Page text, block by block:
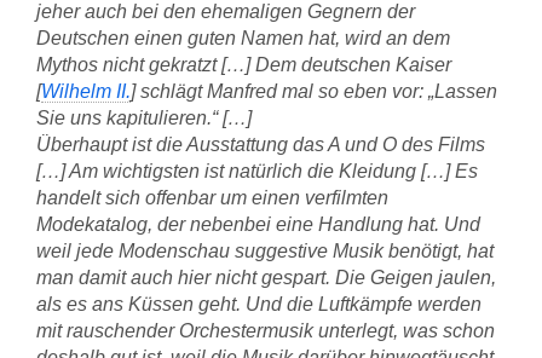
jeher auch bei den ehemaligen Gegnern der
Deutschen einen guten Namen hat, wird an dem
Mythos nicht gekratzt […] Dem deutschen Kaiser
[Wilhelm II.] schlägt Manfred mal so eben vor: „Lassen
Sie uns kapitulieren.“ […]
Überhaupt ist die Ausstattung das A und O des Films
[…] Am wichtigsten ist natürlich die Kleidung […] Es
handelt sich offenbar um einen verfilmten
Modekatalog, der nebenbei eine Handlung hat. Und
weil jede Modenschau suggestive Musik benötigt, hat
man damit auch hier nicht gespart. Die Geigen jaulen,
als es ans Küssen geht. Und die Luftkämpfe werden
mit rauschender Orchestermusik unterlegt, was schon